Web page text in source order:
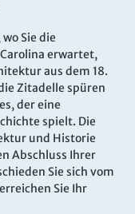
Sie die
erwartet,
aus dem 18.
Zitadelle spüren
der eine
spielt. Die
und Historie
Abschluss Ihrer
Sie sich vom
Sie Ihr